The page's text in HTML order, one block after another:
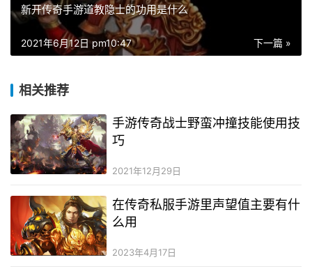
新开传奇手游道教隐士的功用是什么
下一篇 »
2021年6月12日 pm10:47
相关推荐
手游传奇战士野蛮冲撞技能使用技
巧
2021年12月29日
在传奇私服手游里声望值主要有什
么用
2023年4月17日